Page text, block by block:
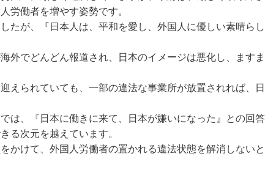
労働者を増やす姿勢です。
たが、『日本人は、平和を愛し、外国人に優しい素晴ら
外でどんどん報道され、日本のイメージは悪化し、ます
えられていても、一部の違法な事業所が放置されれば、
は、『日本に働きに来て、日本が嫌いになった』との回答
る次元を越えています。
かけて、外国人労働者の置かれる違法状態を解消しない